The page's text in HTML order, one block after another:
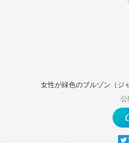
女性が緑色のブルゾン（ジ
公